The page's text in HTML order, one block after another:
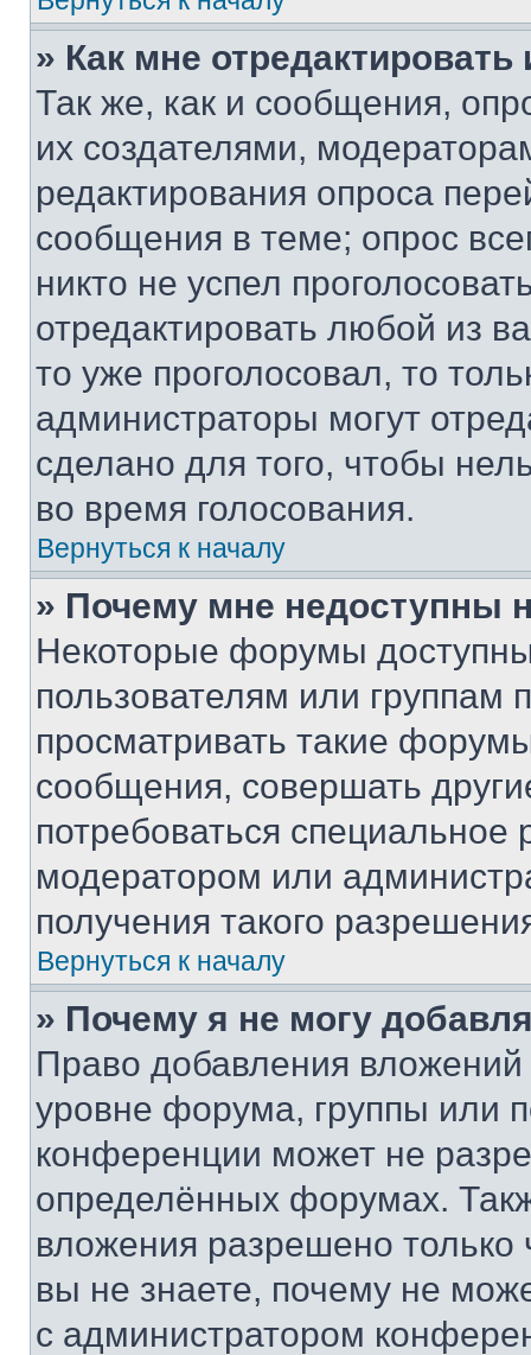
» Как мне
Так же, как и сообщения,
их создателями,
редактирования опроса
сообщения в теме; опрос
никто не успел
отредактировать любой из
то уже проголосовал, то
администраторы могут
сделано для того, чтобы
во время голосования.
Вернуться к началу
» Почему мне недоступны
Некоторые форумы
пользователям или группам
просматривать такие
сообщения, совершать
потребоваться
модератором или
получения такого
Вернуться к началу
» Почему я не могу
Право добавления
уровне форума, группы или
конференции может не
определённых форумах.
вложения разрешено
вы не знаете, почему не
с администратором